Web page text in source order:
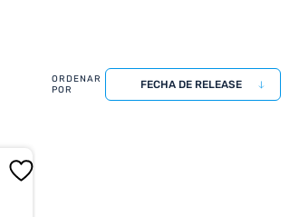
FECHA DE RELEASE